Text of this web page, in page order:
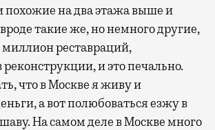
похожие на два этажа выше и
такие же, но немного другие,
миллион реставраций,
и это печально.
что в Москве я живу и
а вот полюбоваться езжу в
На самом деле в Москве много